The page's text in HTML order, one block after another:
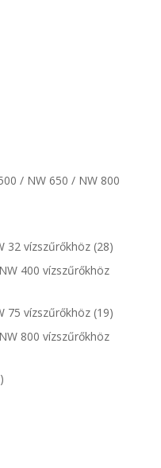
/ NW 650 / NW 800
32 vízszűrőkhöz (28)
400 vízszűrőkhöz
75 vízszűrőkhöz (19)
800 vízszűrőkhöz